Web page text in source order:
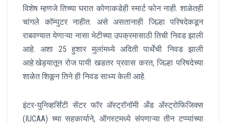
विशेष म्हणजे तिच्या घरात कोणाकडेही स्मार्ट फोन नाही. शाळेतही
चांगले कॉम्पुटर नाहीत. असे असतानाही जिल्हा परिषदेकडून
राबवण्यात येणाऱ्या नासा भेटीच्या उपक्रमासाठी तिची निवड झाली
आहे. अशा 25 हुशार मुलांमध्ये अदिती पार्थेची निवड झाली
आहे.खेड्यातून रोज पायी खडतर प्रवास करत, जिल्हा परिषदेच्या
शाळेत शिकून तिने ही निवड साध्य केली आहे.
इंटर-युनिव्हर्सिंटी सेंटर फॉर ॲस्ट्रॉनॉमी अँड ॲस्ट्रोफिजिक्स
(IUCAA) च्या सहकार्याने, ऑगस्टमध्ये संपणाऱ्या तीन टप्प्यांच्या